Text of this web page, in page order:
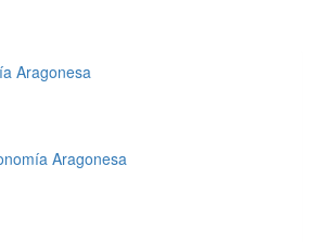
Aragonesa
Aragonesa